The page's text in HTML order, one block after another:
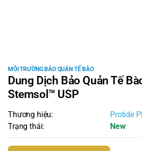
MÔI TRƯỜNG BẢO QUẢN TẾ BÀO
Dung Dịch Bảo Quản Tế
Stemsol™ USP
Thương hiệu:
Protide
Trạng thái:
New